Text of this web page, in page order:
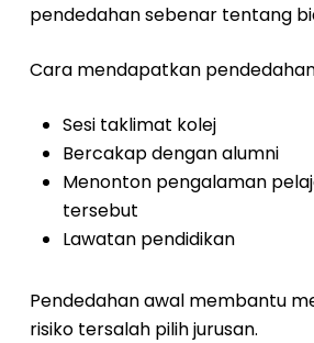
pendedahan sebenar tentang
Cara mendapatkan
Sesi taklimat kolej
Bercakap dengan alumni
Menonton pengalaman
tersebut
Lawatan pendidikan
Pendedahan awal membantu
risiko tersalah pilih jurusan.